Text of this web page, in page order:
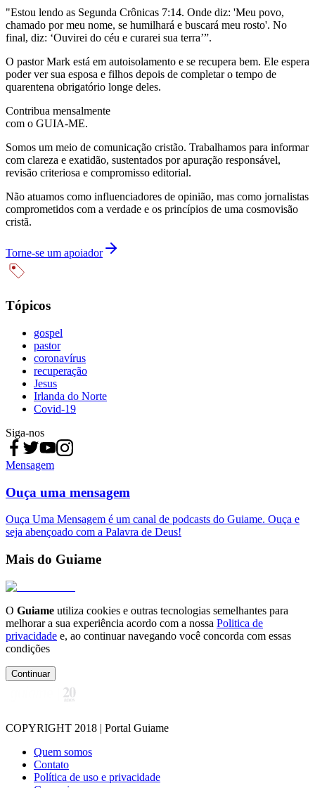
"Estou lendo as Segunda Crônicas 7:14. Onde diz: 'Meu povo,
chamado por meu nome, se humilhará e buscará meu rosto'. No
final, diz: ‘Ouvirei do céu e curarei sua terra’”.
O pastor Mark está em autoisolamento e se recupera bem. Ele espera
poder ver sua esposa e filhos depois de completar o tempo de
quarentena obrigatório longe deles.
Contribua mensalmente
com o GUIA-ME.
Somos um meio de comunicação cristão. Trabalhamos para informar
com clareza e exatidão, sustentados por apuração responsável,
revisão criteriosa e compromisso editorial.
Não atuamos como influenciadores de opinião, mas como jornalistas
comprometidos com a verdade e os princípios de uma cosmovisão
cristã.
Torne-se um apoiador
Tópicos
gospel
pastor
coronavírus
recuperação
Jesus
Irlanda do Norte
Covid-19
Siga-nos
Mensagem
Ouça uma mensagem
Ouça Uma Mensagem é um canal de podcasts do Guiame. Ouça e
seja abençoado com a Palavra de Deus!
Mais do Guiame
O Guiame utiliza cookies e outras tecnologias semelhantes para
melhorar a sua experiência acordo com a nossa Politica de
privacidade e, ao continuar navegando você concorda com essas
condições
Continuar
COPYRIGHT 2018 | Portal Guiame
Quem somos
Contato
Política de uso e privacidade